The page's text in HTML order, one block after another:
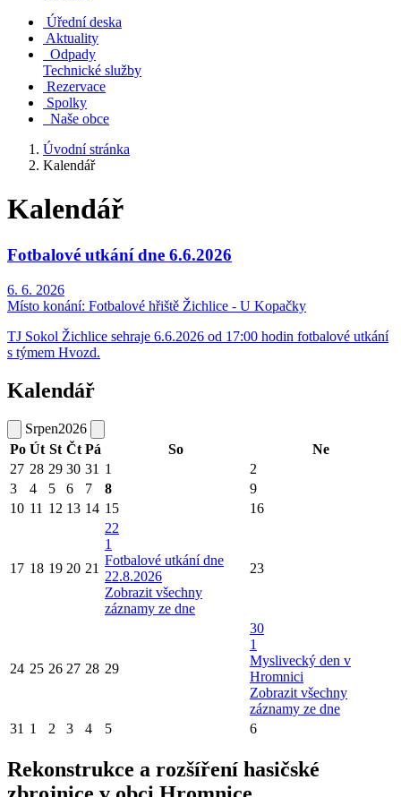
Úřední deska
Aktuality
Odpady
Technické služby
Rezervace
Spolky
Naše obce
Úvodní stránka
Kalendář
Kalendář
Fotbalové utkání dne 6.6.2026
6. 6. 2026
Místo konání: Fotbalové hřiště Žichlice - U Kopačky
TJ Sokol Žichlice sehraje 6.6.2026 od 17:00 hodin fotbalové utkání
s týmem Hvozd.
Kalendář
Srpen2026
Po Út St Čt Pá So
Ne
27 28 29 30 31 1
2
3
4 5 6 7 8
9
10 11 12 13 14 15 16
17 18 19 20 21
22
1
Fotbalové utkání dne
22.8.2026
Zobrazit všechny
záznamy ze dne
23
24 25 26 27 28 29
30
1
Myslivecký den v
Hromnici
Zobrazit všechny
záznamy ze dne
31 1 2 3 4 5 6
Rekonstrukce a rozšíření hasičské